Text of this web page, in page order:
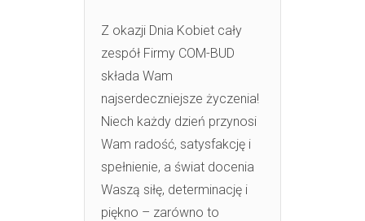
Z okazji Dnia Kobiet cały
zespół Firmy COM-BUD
składa Wam
najserdeczniejsze życzenia!
Niech każdy dzień przynosi
Wam radość, satysfakcję i
spełnienie, a świat docenia
Waszą siłę, determinację i
piękno – zarówno to